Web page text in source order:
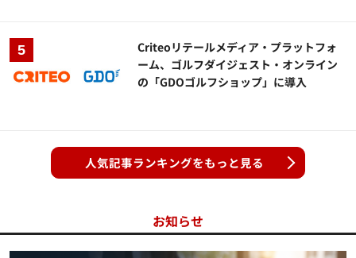
Criteoリテールメディア・プラットフォ
ーム、ゴルフダイジェスト・オンライン
の「GDOゴルフショップ」に導入
人気記事ランキングをもっと見る
お知らせ